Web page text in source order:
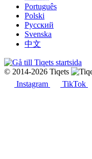
Português
Polski
Русский
Svenska
中文
© 2014-2026 Tiqets
Instagram
TikTok